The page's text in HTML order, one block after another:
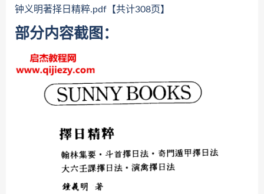
钟义明著择日精粹.pdf【共计308页】
部分内容截图：